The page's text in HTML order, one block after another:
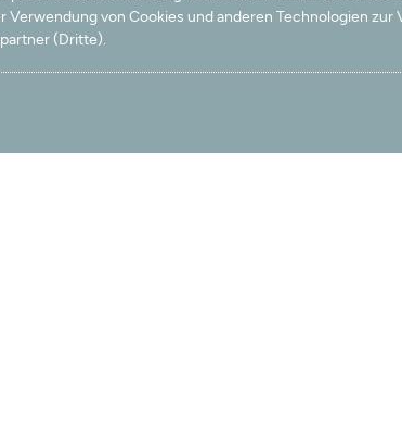
Verwendung von Cookies und anderen Technologien zur
(Dritte).